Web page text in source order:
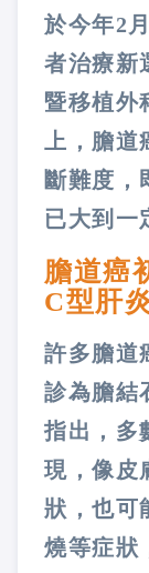
於今年2
者治療新
暨移植外
上，膽道
斷難度，
已大到一
膽道癌
C型肝
許多膽道
診為膽結
指出，多
現，像皮
狀，也可
燒等症狀